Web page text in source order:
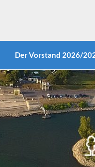
Stadtteil von
Hafen und das neu
Der Vorstand 2026/